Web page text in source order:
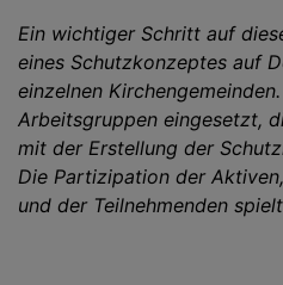
Ein wichtiger Schritt auf
eines Schutzkonzeptes auf
einzelnen
Arbeitsgruppen eingesetzt,
mit der Erstellung der
Die Partizipation der
und der Teilnehmenden